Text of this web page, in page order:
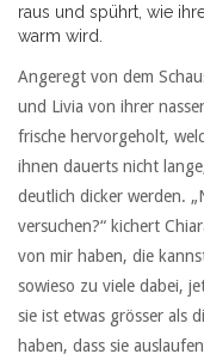
raus und spührt, wie
warm wird.
Angeregt von dem
und Livia von ihrer
frische hervorgeholt,
ihnen dauerts nicht
deutlich dicker werden.
versuchen?“ kichert
von mir haben, die
sowieso zu viele dabei,
sie ist etwas grösser als
haben, dass sie